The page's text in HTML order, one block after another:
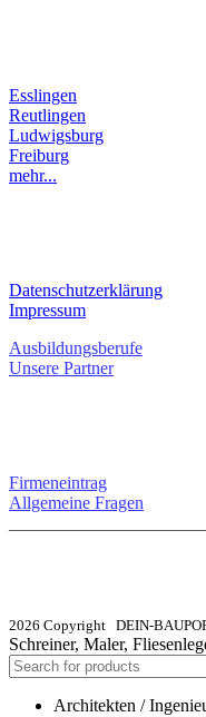
Esslingen
Reutlingen
Ludwigsburg
Freiburg
mehr...
Datenschutzerklärung
Impressum
Ausbildungsberufe
Unsere Partner
Firmeneintrag
Allgemeine Fragen
2026 Copyright DEIN-
Schreiner, Maler,
Architekten /